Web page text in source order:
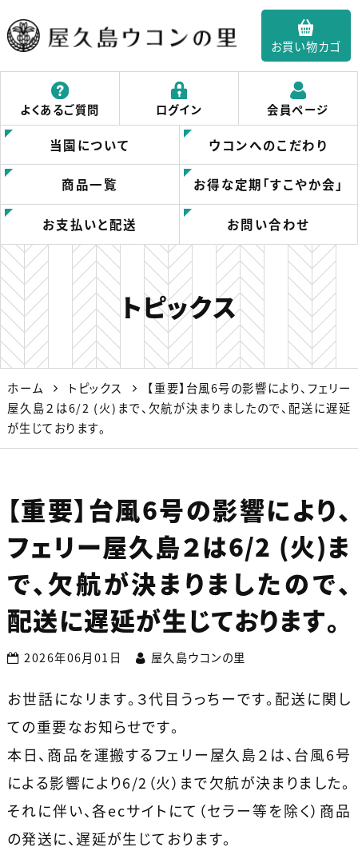
屋久島ウコンの里｜
春ウコンの屋久島ウ
コンの里
お買い物カゴ
よくあるご質問 ログイン 会員ページ
当園について ウコンへのこだわり
商品一覧 お得な定期「すこやか会」
お支払いと配送 お問い合わせ
トピックス
ホーム トピックス
【重要】台風6号の影響により、フェリー
屋久島２は6/2 (火)まで、欠航が決まりましたので、配送に遅延
が生じております。
【重要】台風6号の影響により、
フェリー屋久島２は6/2 (火)ま
で、欠航が決まりましたので、
配送に遅延が生じております。
2026年06月01日 屋久島ウコンの里
お世話になリます。３代目うっちーです。配送に関し
ての重要なお知らせです。
本日、商品を運搬するフェリー屋久島２は、台風6号
による影響により6/2（火）まで欠航が決まりました。
それに伴い、各ecサイトにて（セラー等を除く）商品
の発送に、遅延が生じております。